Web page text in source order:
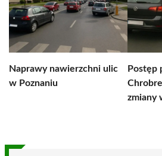
Naprawy nawierzchni ulic
w Poznaniu
Postęp
zmiany